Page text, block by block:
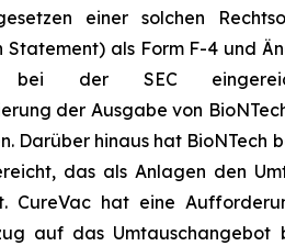
einer solchen
als Form F-4 und
bei der SEC
der Ausgabe von
hinaus hat BioNTech
das als Anlagen den
CureVac hat eine
auf das Umtauschangebot